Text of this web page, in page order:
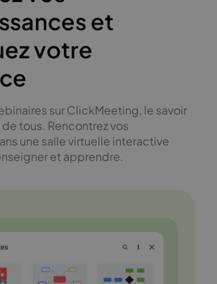
et
votre
sur ClickMeeting, le savoir
tous. Rencontrez vos
une salle virtuelle interactive
et apprendre.